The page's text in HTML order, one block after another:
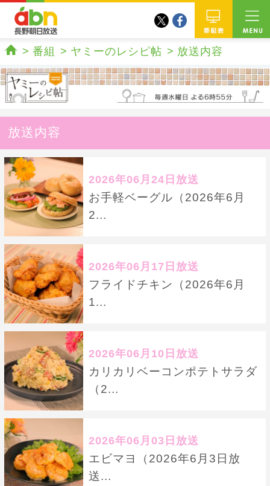
twitterfacebook
番組 ヤミーのレシピ帖 放送内容
放送内容
2026年06月24日放送
お手軽ベーグル（2026年6月
2...
2026年06月17日放送
フライドチキン（2026年6月
1...
2026年06月10日放送
カリカリベーコンポテトサラダ
（2...
2026年06月03日放送
エビマヨ（2026年6月3日放
送...